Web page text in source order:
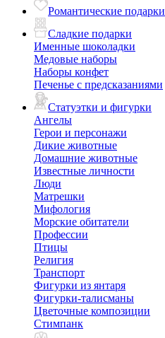
Романтические подарки
Сладкие подарки
Именные шоколадки
Медовые наборы
Наборы конфет
Печенье с предсказаниями
Статуэтки и фигурки
Ангелы
Герои и персонажи
Дикие животные
Домашние животные
Известные личности
Люди
Матрешки
Мифология
Морские обитатели
Профессии
Птицы
Религия
Транспорт
Фигурки из янтаря
Фигурки-талисманы
Цветочные композиции
Стимпанк